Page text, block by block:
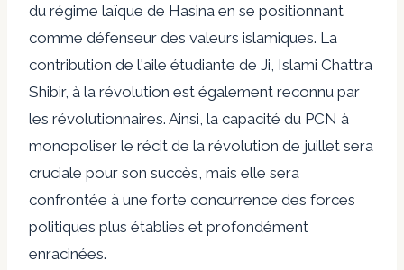
du régime laïque de Hasina en se positionnant
comme défenseur des valeurs islamiques. La
contribution de l'aile étudiante de Ji, Islami Chattra
Shibir, à la révolution est également reconnu par
les révolutionnaires. Ainsi, la capacité du PCN à
monopoliser le récit de la révolution de juillet sera
cruciale pour son succès, mais elle sera
confrontée à une forte concurrence des forces
politiques plus établies et profondément
enracinées.